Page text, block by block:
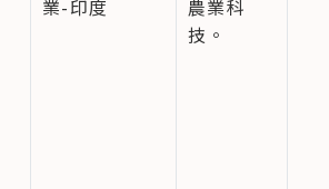
業-印度
農業科
技。